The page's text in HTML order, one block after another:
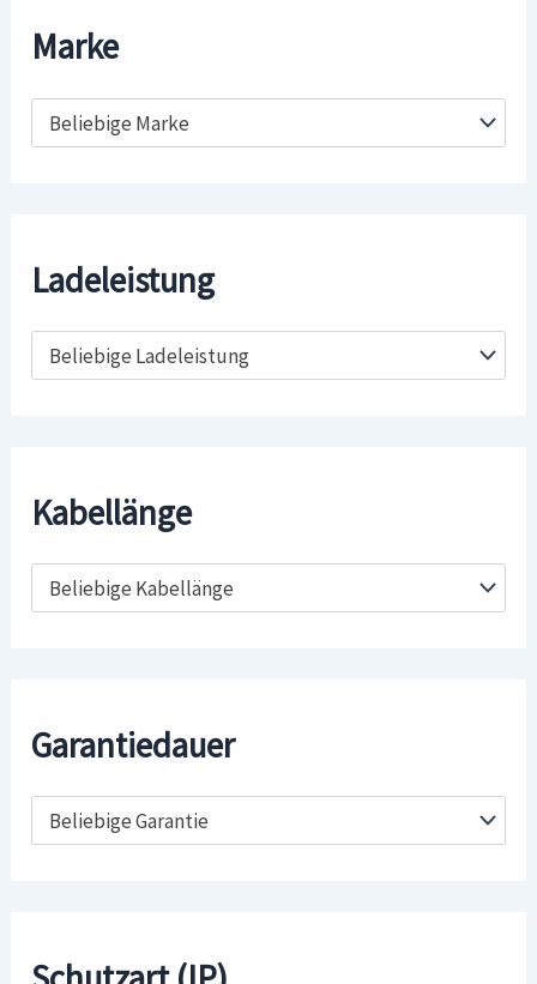
Marke
Beliebige Marke
Ladeleistung
Beliebige Ladeleistung
Kabellänge
Beliebige Kabellänge
Garantiedauer
Beliebige Garantie